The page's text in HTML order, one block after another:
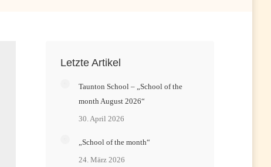
Letzte Artikel
Taunton School – „School of the
month August 2026“
30. April 2026
„School of the month“
24. März 2026